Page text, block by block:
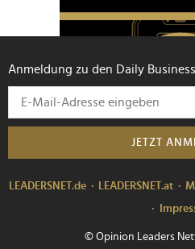
Anmeldung zu den Daily
JETZT
LEADERSNET.de LEADERSNET.at
© Opinion Leaders